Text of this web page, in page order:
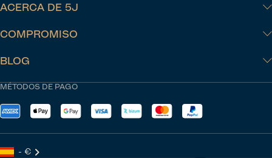
MÉTODOS DE PAGO
- €
ACERCA DE 5J
COMPROMISO
BLOG